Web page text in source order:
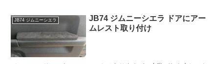
JB74 ジムニーシエラ
JB74 ジムニーシエラ ドアにアー
ムレスト取り付け